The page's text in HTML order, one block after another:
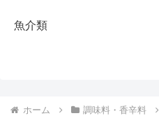
魚介類
ホーム 調味料・香辛料